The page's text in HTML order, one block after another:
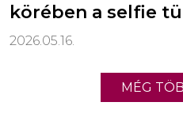
körében a selfie
2026.05.16.
MÉG